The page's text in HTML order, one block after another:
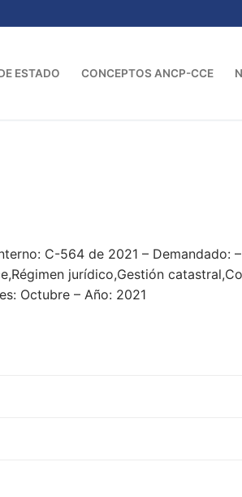
ESTADO CONCEPTOS ANCP-CCE
C-564 de 2021 –
jurídico,Gestión
Octubre – Año: 2021